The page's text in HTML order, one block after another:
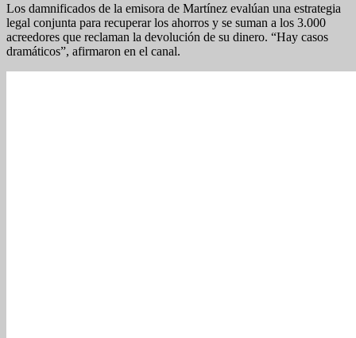
Los damnificados de la emisora de Martínez evalúan una estrategia
legal conjunta para recuperar los ahorros y se suman a los 3.000
acreedores que reclaman la devolución de su dinero. “Hay casos
dramáticos”, afirmaron en el canal.